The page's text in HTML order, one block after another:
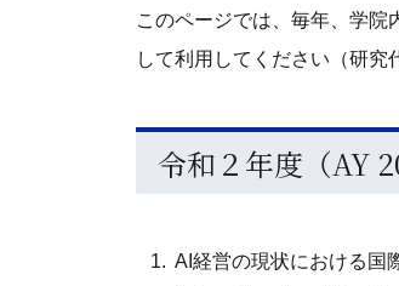
このページでは、毎年、学院
して利用してください（研究
令和２年度（AY
AI経営の現状における国